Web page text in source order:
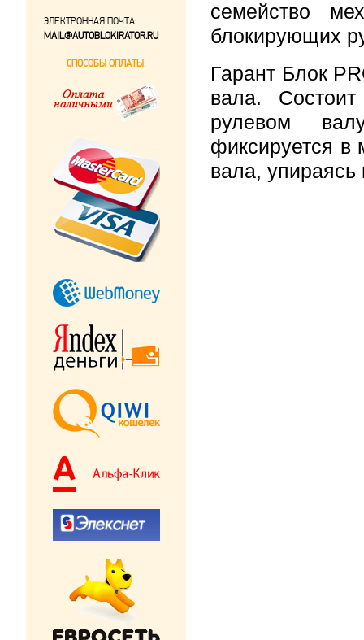
семейство
блокирующих
Гарант Блок
вала.
рулевом
фиксируется в
вала,
ЭЛЕКТРОННАЯ ПОЧТА:
MAIL@AUTOBLOKIRATOR.RU
СПОСОБЫ ОПЛАТЫ: